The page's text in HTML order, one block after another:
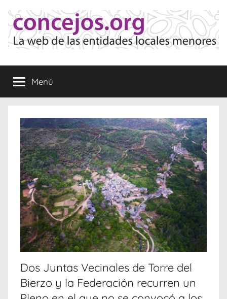
contenido
Concejos
de
las
Locales
Menores
Menú
Dos Juntas Vecinales de Torre del
Bierzo y la Federación recurren un